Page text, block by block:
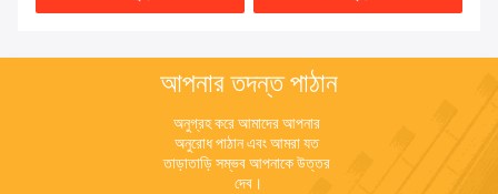
আপনার তদন্ত পাঠান
অনুগ্রহ করে আমাদের আপনার
অনুরোধ পাঠান এবং আমরা যত
তাড়াতাড়ি সম্ভব আপনাকে উত্তর
দেব।